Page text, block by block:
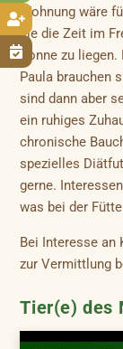


Wohnung wäre
sie die Zeit im
Sonne zu
Paula brauchen
sind dann aber
ein ruhiges
chronische
spezielles
gerne.
was bei der
Bei Interesse an
zur Vermittlung
Tier(e) des